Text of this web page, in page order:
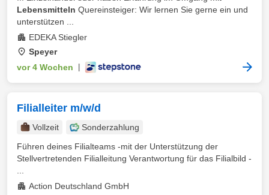
Lebensmitteln Quereinsteiger: Wir lernen Sie gerne ein und
unterstützen ...
EDEKA Stiegler
Speyer
vor 4 Wochen
Filialleiter m/w/d
Vollzeit
Sonderzahlung
Führen deines Filialteams -mit der Unterstützung der
Stellvertretenden Filialleitung Verantwortung für das Filialbild -
Action Deutschland GmbH